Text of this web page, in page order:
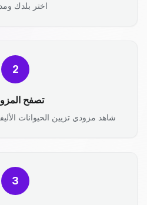
اختر بلدك
2
تصفح
شاهد مزودي تزيين الحيوانات
3